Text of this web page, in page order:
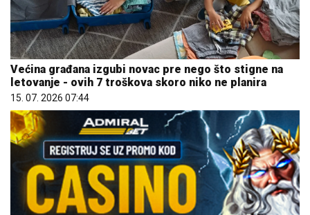
Većina građana izgubi novac pre nego što stigne na
letovanje - ovih 7 troškova skoro niko ne planira
15. 07. 2026 07:44